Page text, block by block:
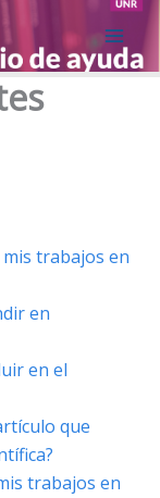
trabajos en
en
en el
que
trabajos en